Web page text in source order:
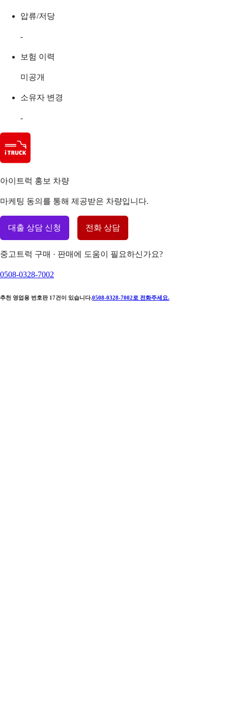
압류/저당
-
보험 이력
미공개
소유자 변경
-
아이트럭 홍보 차량
마케팅 동의를 통해 제공받은 차량입니다.
대출 상담 신청 전화 상담
중고트럭 구매 · 판매에 도움이 필요하신가요?
0508-0328-7002
추천 영업용 번호판 17건이 있습니다.0508-0328-7002 로 전화주세요.